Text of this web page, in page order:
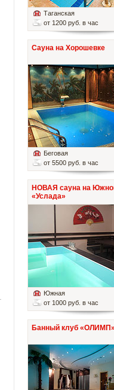
Таганская
от 1200 руб. в час
Сауна на Хорошевке
Беговая
от 5500 руб. в час
НОВАЯ сауна на
«Услада»
Южная
от 1000 руб. в час
Банный клуб